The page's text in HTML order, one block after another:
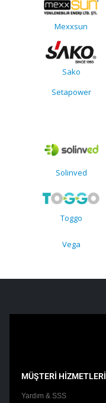
Mexxsun
Sako
Setapower
Solinved
Toggo
Vega
MÜŞTERİ HİZMETLERİ
Yardım & SSS